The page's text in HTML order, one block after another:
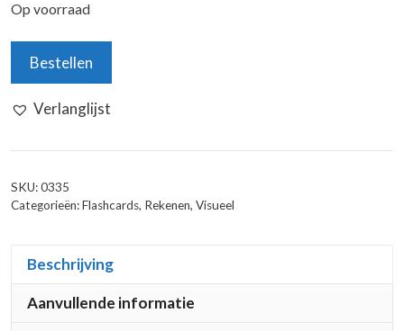
Op voorraad
aantal
Bestellen
Verlanglijst
SKU:0335
Categorieën:Flashcards, Rekenen, Visueel
Beschrijving
Aanvullende informatie